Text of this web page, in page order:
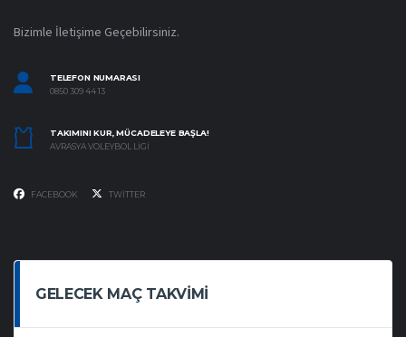
Bizimle İletişime Geçebilirsiniz.
TELEFON NUMARASI
0850 309 44 13
TAKIMINI KUR, MÜCADELEYE BAŞLA!
AVRASYA VOLEYBOL LIGI
FACEBOOK TWITTER
GELECEK MAÇ TAKVIMI